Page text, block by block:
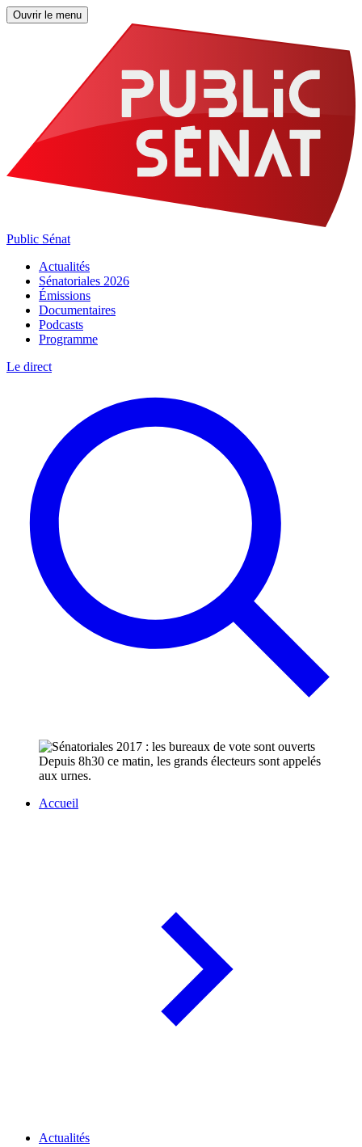
Ouvrir le menu
Public Sénat
Actualités
Sénatoriales 2026
Émissions
Documentaires
Podcasts
Programme
Le direct
Depuis 8h30 ce matin, les grands électeurs sont appelés
aux urnes.
Accueil
Actualités